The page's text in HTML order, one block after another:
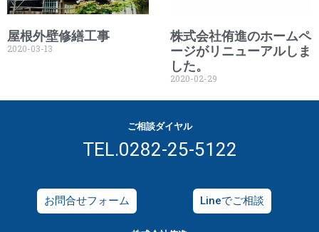
屋根外壁修繕工事
2020-03-13
株式会社侑進のホームペ
ージがリニューアルしま
した。
2020-02-29
ご相談ダイヤル
TEL.0282-25-5122
お問合せフォーム Lineでご相談